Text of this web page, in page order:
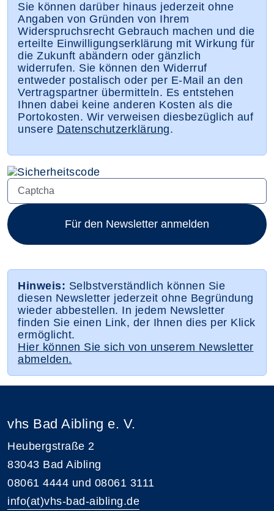
Sie können darüber hinaus jederzeit ohne
Angaben von Gründen von Ihrem
Widerspruchsrecht Gebrauch machen und die
erteilte Einwilligungserklärung mit Wirkung für
die Zukunft abändern oder gänzlich
widerrufen. Sie können den Widerruf
entweder postalisch oder per E-Mail an den
Vertragspartner übermitteln. Es entstehen
Ihnen dabei keine anderen Kosten als die
Portokosten. Wir verweisen diesbezüglich auf
unsere Datenschutzerklärung.
Für den Newsletter anmelden
Hinweis: Selbstverständlich können Sie
diesen Newsletter jederzeit ohne Begründung
wieder abbestellen. In jedem Newsletter
finden Sie einen Link, der Ihnen dies per Klick
ermöglicht.
Hier können Sie sich von unserem Newsletter
abmelden.
vhs Bad Aibling e. V.
Heubergstraße 2
83043 Bad Aibling
08061 4444 und 08061 3111
info(at)vhs-bad-aibling.de